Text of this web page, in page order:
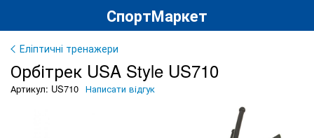
СпортМаркет
Еліптичні тренажери
Орбітрек USA Style US710
Артикул: US710 Написати відгук